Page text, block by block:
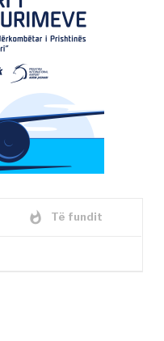
whatshot Të fundit